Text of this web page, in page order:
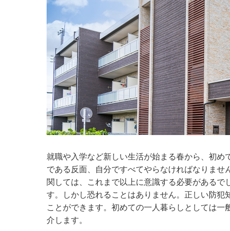
就職や入学など新しい生活が始まる春から、初
である反面、自分ですべてやらなければなりま
関しては、これまで以上に意識する必要があるで
す。しかし恐れることはありません。正しい防
ことができます。初めての一人暮らしとしては
介します。